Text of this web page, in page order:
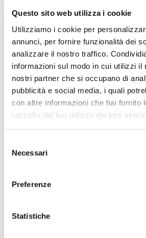
Questo sito web utilizza i cookie
Utilizziamo i cookie per
annunci, per fornire funzionalità dei
analizzare il nostro traffico.
informazioni sul modo in cui utilizzi il
nostri partner che si occupano di
pubblicità e social media, i quali
con altre informazioni che hai fornito
raccolto dal tuo utilizzo dei loro
delNecessari
Preferenze
Statistiche
prua verso la sfida con il Toro.
un altro allenamento mattutino con il
ARRIVEDERCI BLACK-FRIDAY
–
acquisti, le opportunità, gli sconti
commerce
, con i ringraziamenti del
simpatizzanti che hanno risposto